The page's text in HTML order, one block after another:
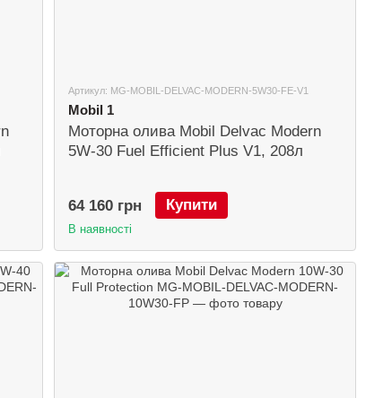
Артикул: MG-MOBIL-DELVAC-MODERN-5W30-FE-V1
Mobil 1
Моторна олива Mobil Delvac Modern
5W-30 Fuel Efficient Plus V1, 208л
64 160 грн Купити
В наявності